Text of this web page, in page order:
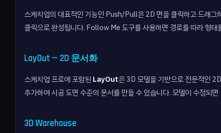
스케치업의 대표적인 기능인 Push/Pull은 2D 면을 클릭하고 드래그
클릭으로 완성됩니다. Follow Me 도구를 사용하면 경로를 따라 형
LayOut — 2D 문서화
스케치업 프로에 포함된 LayOut은 3D 모델을 기반으로 전문적인
추가하여 시공 도면 수준의 문서를 만들 수 있습니다. 모델이 수정되
3D Warehouse